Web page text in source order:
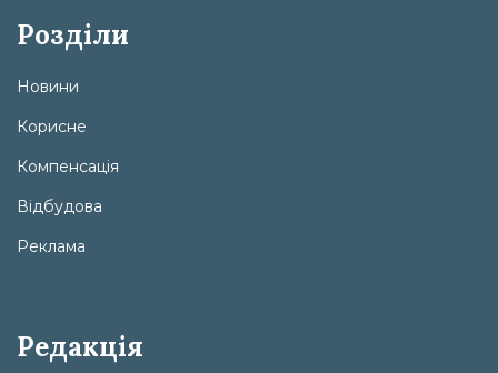
Розділи
Новини
Корисне
Компенсація
Відбудова
Реклама
Редакція